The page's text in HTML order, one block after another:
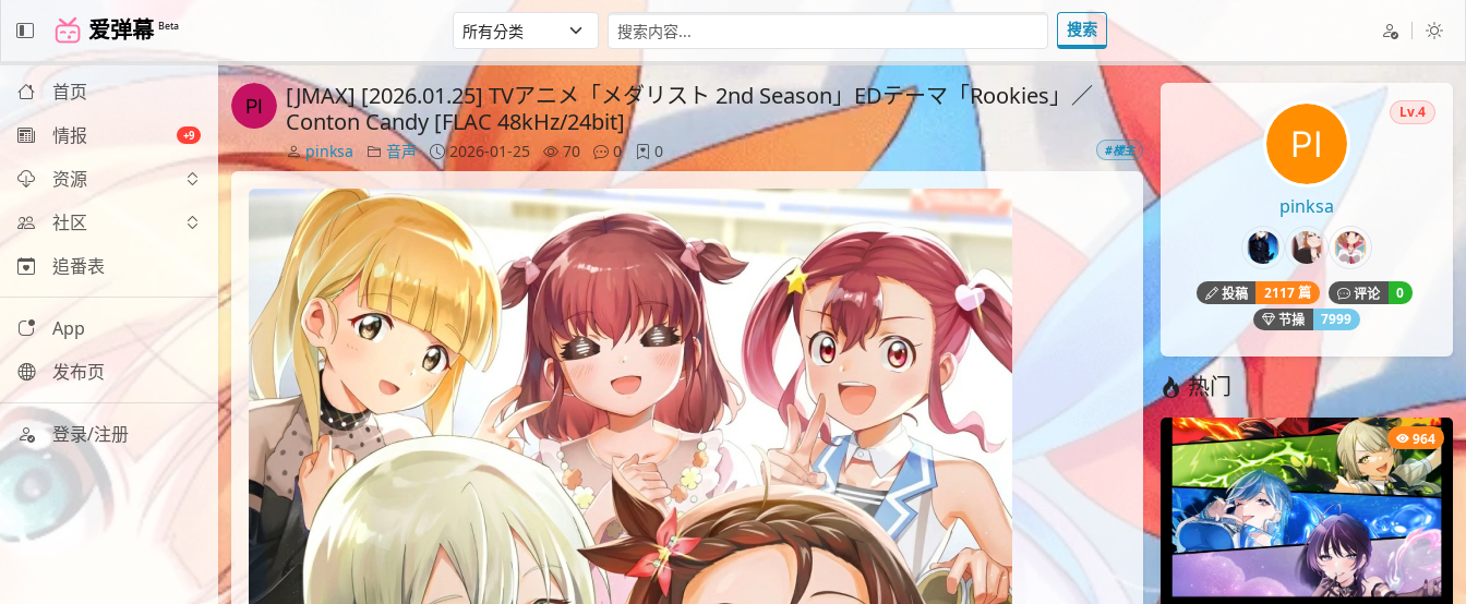
爱弹幕 Beta 搜索
首页
情报
+9
资源
社区
追番表
App
发布页
登录/注册
[JMAX] [2026.01.25] TVアニメ「メダリスト 2nd Season」EDテーマ「Rookies」／
Conton Candy [FLAC 48kHz/24bit]
pinksa 音声 2026-01-25 70 0 0 #楼主
pinksa
Lv.4
投稿 2117 篇 评论
0
节操
7999
热门
964